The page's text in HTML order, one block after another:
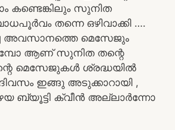
കണ്ടെങ്കിലും സുനിത
തന്നെ ഒഴിവാക്കി ….
അവസാനത്തെ മെസേജും
ആണ് സുനിത തന്റെ
മെസേജുകൾ ശ്രദ്ധയിൽ
ദിവസം ഇങ്ങു അടുക്കാറായി ,
ബ്യൂട്ടി ക്വീൻ അല്ലാർന്നോ